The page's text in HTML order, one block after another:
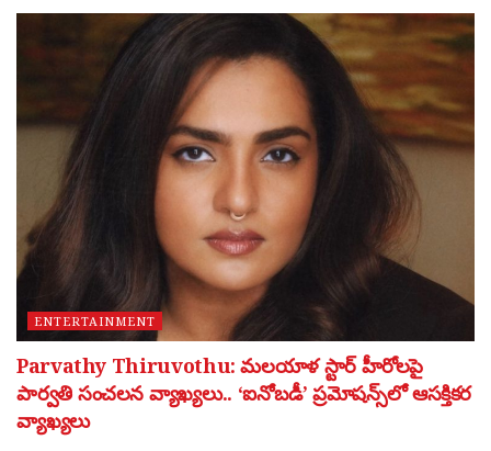
ENTERTAINMENT
Parvathy Thiruvothu: మలయాళ స్టార్ హీరోలపై
పార్వతి సంచలన వ్యాఖ్యలు.. ‘ఐనోబడీ’ ప్రమోషన్స్‌లో ఆసక్తికర
వ్యాఖ్యలు